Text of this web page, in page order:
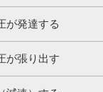
が発達する
が張り出す